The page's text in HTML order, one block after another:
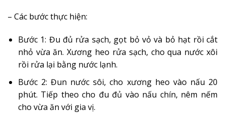
– Các bước thực hiện:
Bước 1: Đu đủ rửa sạch, gọt bỏ vỏ và bỏ hạt rồi cắt
nhỏ vừa ăn. Xương heo rửa sạch, cho qua nước xôi
rồi rửa lại bằng nước lạnh.
Bước 2: Đun nước sôi, cho xương heo vào nấu 20
phút. Tiếp theo cho đu đủ vào nấu chín, nêm nếm
cho vừa ăn với gia vị.